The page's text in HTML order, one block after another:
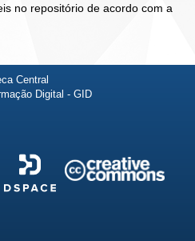
no repositório de acordo com a
Central
Digital - GID